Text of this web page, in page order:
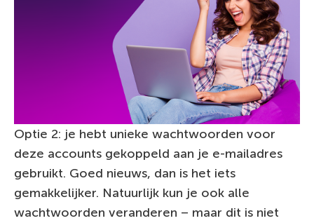
Optie 2: je hebt unieke wachtwoorden voor
deze accounts gekoppeld aan je e-mailadres
gebruikt. Goed nieuws, dan is het iets
gemakkelijker. Natuurlijk kun je ook alle
wachtwoorden veranderen – maar dit is niet